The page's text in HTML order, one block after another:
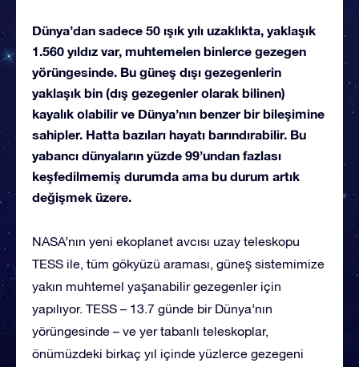
Dünya’dan sadece 50 ışık yılı uzaklıkta, yaklaşık
1.560 yıldız var, muhtemelen binlerce gezegen
yörüngesinde. Bu güneş dışı gezegenlerin
yaklaşık bin (dış gezegenler olarak bilinen)
kayalık olabilir ve Dünya’nın benzer bir bileşimine
sahipler. Hatta bazıları hayatı barındırabilir. Bu
yabancı dünyaların yüzde 99’undan fazlası
keşfedilmemiş durumda ama bu durum artık
değişmek üzere.
NASA’nın yeni ekoplanet avcısı uzay teleskopu
TESS ile, tüm gökyüzü araması, güneş sistemimize
yakın muhtemel yaşanabilir gezegenler için
yapılıyor. TESS – 13.7 günde bir Dünya’nın
yörüngesinde – ve yer tabanlı teleskoplar,
önümüzdeki birkaç yıl içinde yüzlerce gezegeni